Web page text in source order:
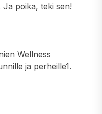
Ja poika, teki sen!
Wellness
ja perheille1.